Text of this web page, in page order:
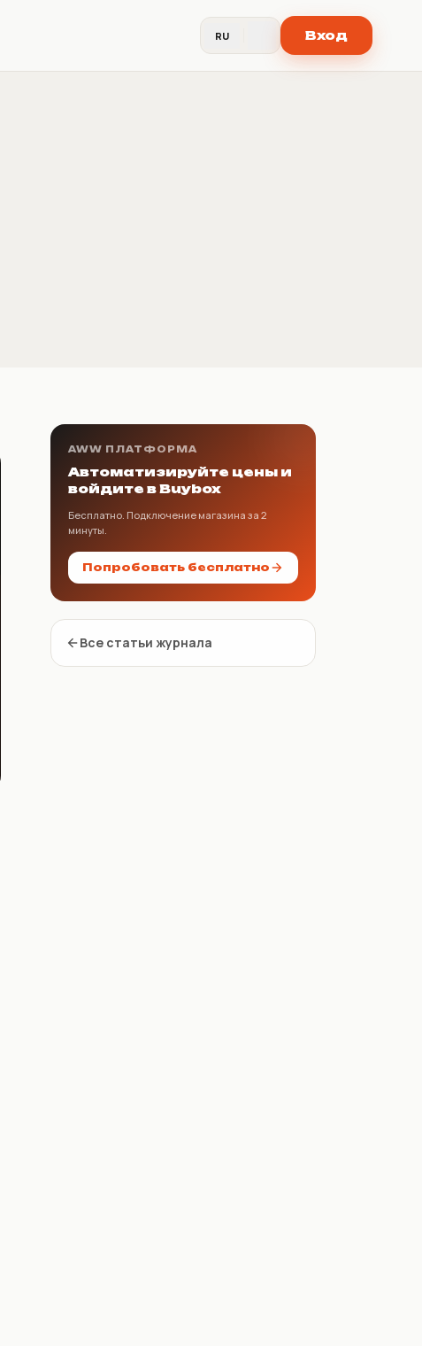
RU Вход
AWW ПЛАТФОРМА
Автоматизируйте цены и
войдите в Buybox
Бесплатно. Подключение магазина за 2
минуты.
Попробовать бесплатно
Все статьи журнала